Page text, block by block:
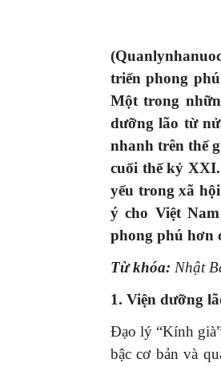
triển phong
Một trong
dưỡng lão từ
nhanh trên thế
cuối thế kỷ
yếu trong xã
ý cho Việt
phong phú hơn
Từ khóa: Nhật
1. Viện dưỡng
Đạo lý “Kính
bậc cơ bản và